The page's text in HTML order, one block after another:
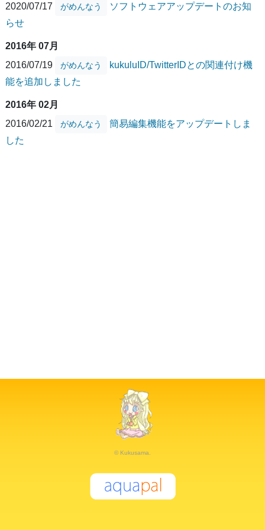
2020/07/17
がめんなう
ソフトウェアアップデートのお知
らせ
2016年 07月
2016/07/19
がめんなう
kukuluID/TwitterIDとの関連付け機
能を追加しました
2016年 02月
2016/02/21
がめんなう
簡易編集機能をアップデートしま
した
© Kukusama.